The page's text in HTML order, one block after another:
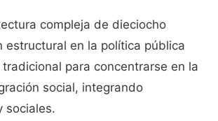
compleja de dieciocho
en la política pública
para concentrarse en la
social, integrando
sociales.